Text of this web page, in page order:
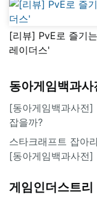
[리뷰] PvE로 즐기
레이더스'
동아게임백과사
[동아게임백과사전
잡을까?
스타크래프트 잡아
[동아게임백과사전]
게임인더스트리